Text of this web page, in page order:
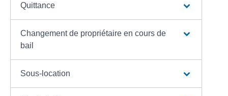
Quittance
Changement de propriétaire en cours de
bail
Sous-location